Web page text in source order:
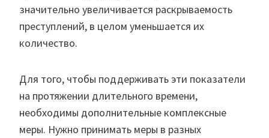
значительно увеличивается раскрываемость
преступлений, в целом уменьшается их
количество.
Для того, чтобы поддерживать эти показатели
на протяжении длительного времени,
необходимы дополнительные комплексные
меры. Нужно принимать меры в разных